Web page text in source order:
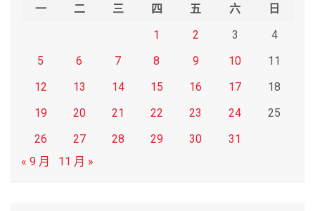
一 二 三 四 五 六
日
1
2 3
4
5
6 7 8 9 10
11
12
13 14 15 16 17
18
19
20 21 22 23 24
25
26
27 28 29 30
31
« 9 月
11 月 »